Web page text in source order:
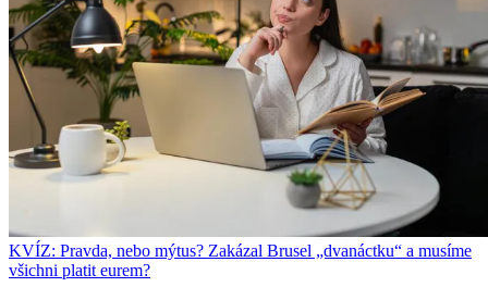
KVÍZ: Pravda, nebo mýtus? Zakázal Brusel „dvanáctku“ a musíme
všichni platit eurem?